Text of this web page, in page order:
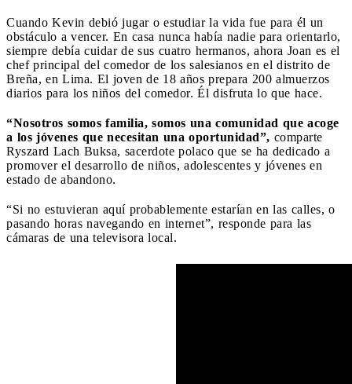
Cuando Kevin debió jugar o estudiar la vida fue para él un
obstáculo a vencer. En casa nunca había nadie para orientarlo,
siempre debía cuidar de sus cuatro hermanos, ahora Joan es el
chef principal del comedor de los salesianos en el distrito de
Breña, en Lima. El joven de 18 años prepara 200 almuerzos
diarios para los niños del comedor. Él disfruta lo que hace.
“Nosotros somos familia, somos una comunidad que acoge
a los jóvenes que necesitan una oportunidad”, comparte
Ryszard Lach Buksa, sacerdote polaco que se ha dedicado a
promover el desarrollo de niños, adolescentes y jóvenes en
estado de abandono.
“Si no estuvieran aquí probablemente estarían en las calles, o
pasando horas navegando en internet”, responde para las
cámaras de una televisora local.